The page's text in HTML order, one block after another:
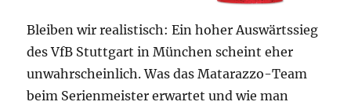
Bleiben wir realistisch: Ein hoher Auswärtssieg
des VfB Stuttgart in München scheint eher
unwahrscheinlich. Was das Matarazzo-Team
beim Serienmeister erwartet und wie man